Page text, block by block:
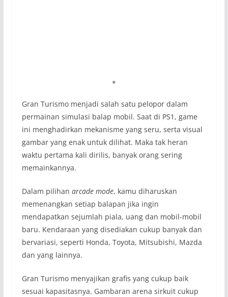
*
Gran Turismo menjadi salah satu pelopor dalam
permainan simulasi balap mobil. Saat di PS1, game
ini menghadirkan mekanisme yang seru, serta visual
gambar yang enak untuk dilihat. Maka tak heran
waktu pertama kali dirilis, banyak orang sering
memainkannya.
Dalam pilihan arcade mode, kamu diharuskan
memenangkan setiap balapan jika ingin
mendapatkan sejumlah piala, uang dan mobil-mobil
baru. Kendaraan yang disediakan cukup banyak dan
bervariasi, seperti Honda, Toyota, Mitsubishi, Mazda
dan yang lainnya.
Gran Turismo menyajikan grafis yang cukup baik
sesuai kapasitasnya. Gambaran arena sirkuit cukup